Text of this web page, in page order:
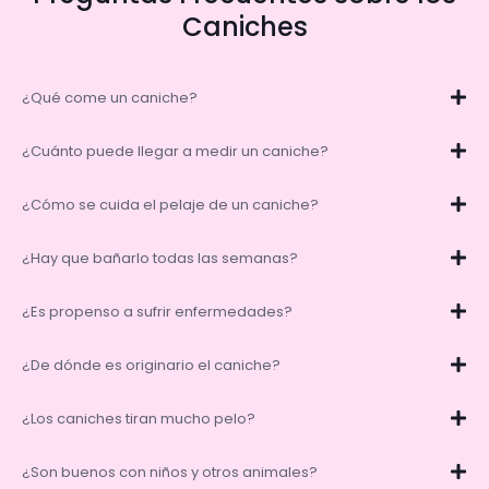
Caniches
¿Qué come un caniche?
¿Cuánto puede llegar a medir un caniche?
¿Cómo se cuida el pelaje de un caniche?
¿Hay que bañarlo todas las semanas?
¿Es propenso a sufrir enfermedades?
¿De dónde es originario el caniche?
¿Los caniches tiran mucho pelo?
¿Son buenos con niños y otros animales?